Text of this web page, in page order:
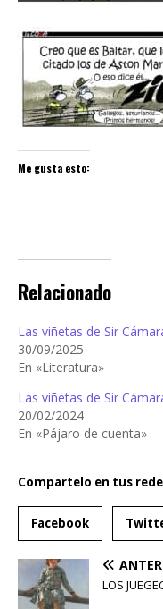
Me gusta esto:
Relacionado
Las viñetas de Sir
30/09/2025
En «Literatura»
Las viñetas de Sir
20/02/2024
En «Pájaro de cuenta»
Compartelo en tus
Facebook
LOS